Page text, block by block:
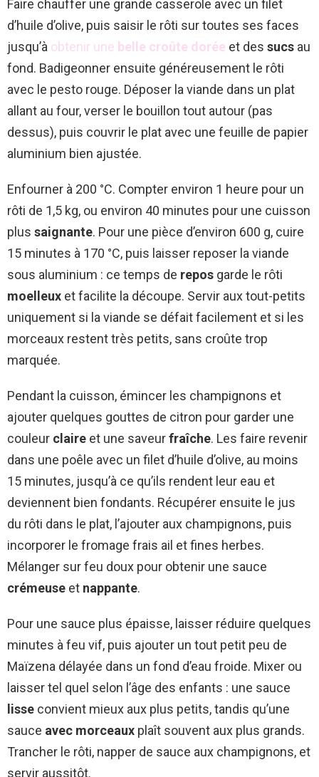
Faire chauffer une grande casserole avec un filet
d’huile d’olive, puis saisir le rôti sur toutes ses faces
jusqu’à obtenir une belle croûte dorée et des sucs au
fond. Badigeonner ensuite généreusement le rôti
avec le pesto rouge. Déposer la viande dans un plat
allant au four, verser le bouillon tout autour (pas
dessus), puis couvrir le plat avec une feuille de papier
aluminium bien ajustée.
Enfourner à 200 °C. Compter environ 1 heure pour un
rôti de 1,5 kg, ou environ 40 minutes pour une cuisson
plus saignante. Pour une pièce d’environ 600 g, cuire
15 minutes à 170 °C, puis laisser reposer la viande
sous aluminium : ce temps de repos garde le rôti
moelleux et facilite la découpe. Servir aux tout-petits
uniquement si la viande se défait facilement et si les
morceaux restent très petits, sans croûte trop
marquée.
Pendant la cuisson, émincer les champignons et
ajouter quelques gouttes de citron pour garder une
couleur claire et une saveurfraîche. Les faire revenir
dans une poêle avec un filet d’huile d’olive, au moins
15 minutes, jusqu’à ce qu’ils rendent leur eau et
deviennent bien fondants. Récupérer ensuite le jus
du rôti dans le plat, l’ajouter aux champignons, puis
incorporer le fromage frais ail et fines herbes.
Mélanger sur feu doux pour obtenir une sauce
crémeuse et nappante.
Pour une sauce plus épaisse, laisser réduire quelques
minutes à feu vif, puis ajouter un tout petit peu de
Maïzena délayée dans un fond d’eau froide. Mixer ou
laisser tel quel selon l’âge des enfants : une sauce
lisse convient mieux aux plus petits, tandis qu’une
sauce avec morceaux plaît souvent aux plus grands.
Trancher le rôti, napper de sauce aux champignons, et
servir aussitôt.